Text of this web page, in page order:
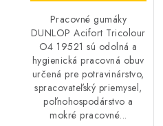
Pracovné gumáky
DUNLOP Acifort Tricolour
O4 19521 sú odolná a
hygienická pracovná obuv
určená pre potravinárstvo,
spracovateľský priemysel,
poľnohospodárstvo a
mokré pracovné...